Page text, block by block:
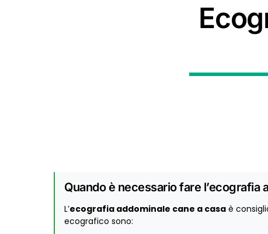
Quando è necessario fare l’ecografia
L’ecografia addominale cane a casa è
ecografico sono: